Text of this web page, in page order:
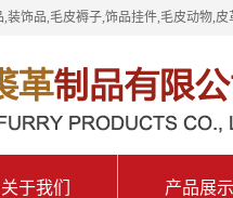
饰品,毛皮褥子,饰品挂件,毛皮动物,
关于我们 产品展示